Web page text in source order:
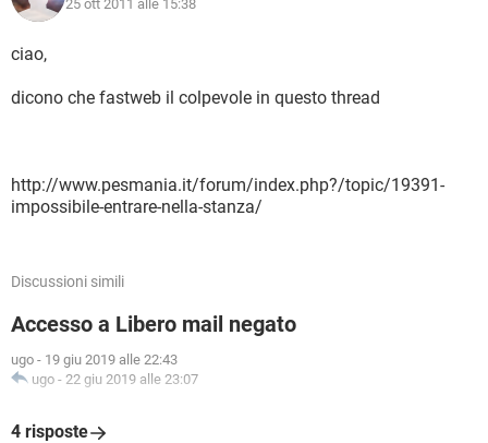
25 ott 2011 alle 15:38
ciao,
dicono che fastweb il colpevole in questo thread
http://www.pesmania.it/forum/index.php?/topic/19391-
impossibile-entrare-nella-stanza/
Discussioni simili
Accesso a Libero mail negato
ugo - 19 giu 2019 alle 22:43
ugo - 22 giu 2019 alle 23:07
4 risposte